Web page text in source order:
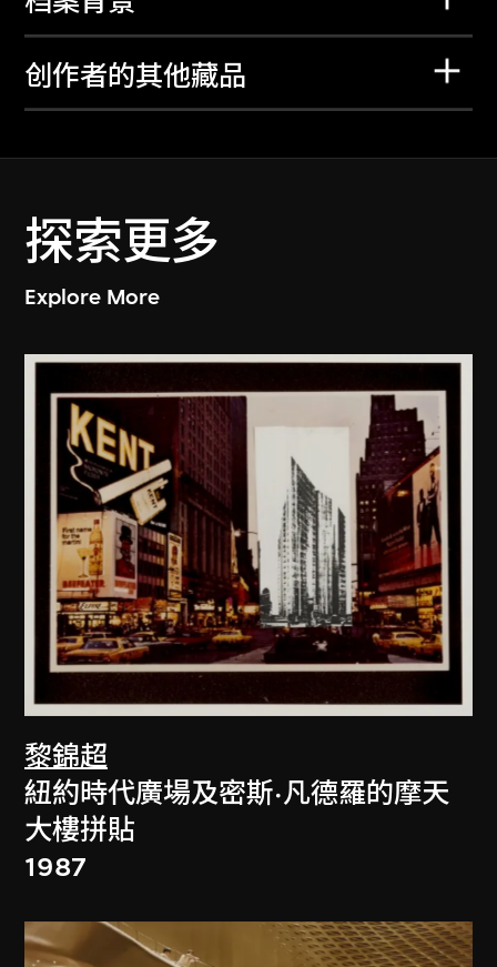
创作者的其他藏品
探索更多
Explore More
黎錦超
紐約時代廣場及密斯·凡德羅的摩天
大樓拼貼
1987